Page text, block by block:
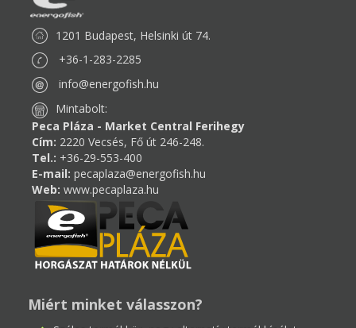
1201 Budapest, Helsinki út 74.
+36-1-283-2285
info@energofish.hu
Mintabolt:
Peca Pláza - Market Central Ferihegy
Cím: 2220 Vecsés, Fő út 246-248.
Tel.: +36-29-553-400
E-mail: pecaplaza@energofish.hu
Web: www.pecaplaza.hu
Miért minket válasszon?